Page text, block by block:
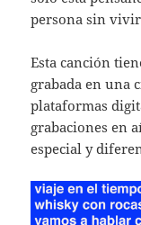
persona sin
Esta canción
grabada en una
plataformas
grabaciones en
especial y